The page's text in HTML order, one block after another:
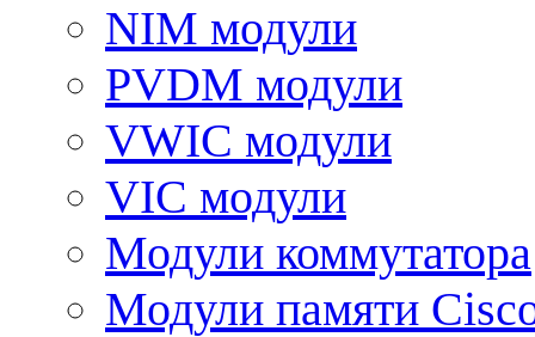
NIM модули
PVDM модули
VWIC модули
VIC модули
Модули коммутатора
Модули памяти